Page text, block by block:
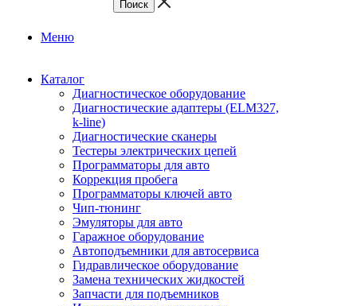
Меню
Каталог
Диагностическое оборудование
Диагностические адаптеры (ELM327,
k-line)
Диагностические сканеры
Тестеры электрических цепей
Программаторы для авто
Коррекция пробега
Программаторы ключей авто
Чип-тюнинг
Эмуляторы для авто
Гаражное оборудование
Автоподъемники для автосервиса
Гидравлическое оборудование
Замена технических жидкостей
Запчасти для подъемников